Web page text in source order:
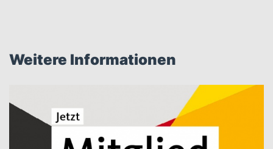
Weitere Informationen